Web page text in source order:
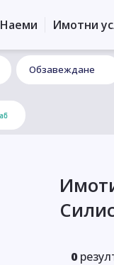
Наеми Имотни
Обзавеждане
0